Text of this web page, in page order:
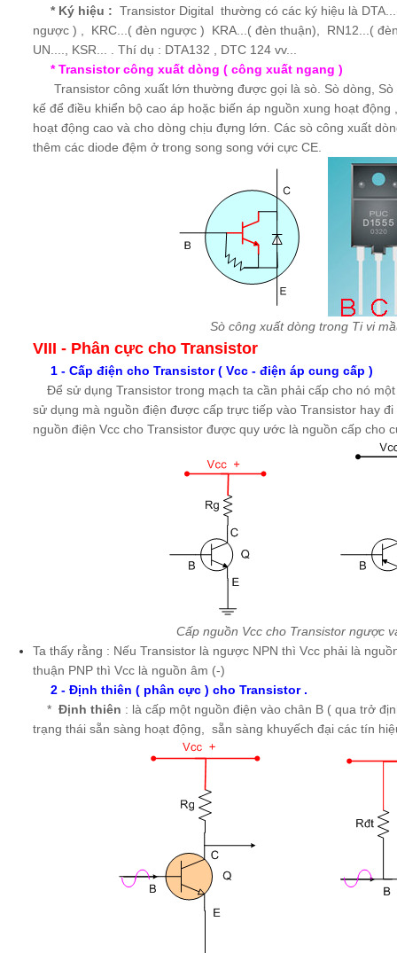
* Ký hiệu : Transistor Digital thường có các ký hiệu là
ngược ) , KRC...( đèn ngược ) KRA...( đèn thuận), RN12...(
UN...., KSR... . Thí dụ : DTA132 , DTC 124 vv...
* Transistor công xuất dòng ( công xuất ngang )
Transistor công xuất lớn thường được gọi là sò. Sò dòng, Sò
kế để điều khiển bộ cao áp hoặc biến áp nguồn xung hoạt
hoạt động cao và cho dòng chịu đựng lớn. Các sò công xuất
thêm các diode đệm ở trong song song với cực CE.
Sò công xuất dòng trong Ti vi
VIII - Phân cực cho Transistor
1 - Cấp điện cho Transistor ( Vcc - điện áp cung cấp )
Để sử dụng Transistor trong mạch ta cần phải cấp cho nó
sử dụng mà nguồn điện được cấp trực tiếp vào Transistor hay
nguồn điện Vcc cho Transistor được quy ước là nguồn cấp cho
Cấp nguồn Vcc cho Transistor ngược
Ta thấy rằng : Nếu Transistor là ngược NPN thì Vcc phải là
thuận PNP thì Vcc là nguồn âm (-)
2 - Định thiên ( phân cực ) cho Transistor .
* Định thiên : là cấp một nguồn điện vào chân B ( qua trở
trạng thái sẵn sàng hoạt động, sẵn sàng khuyếch đại các tín